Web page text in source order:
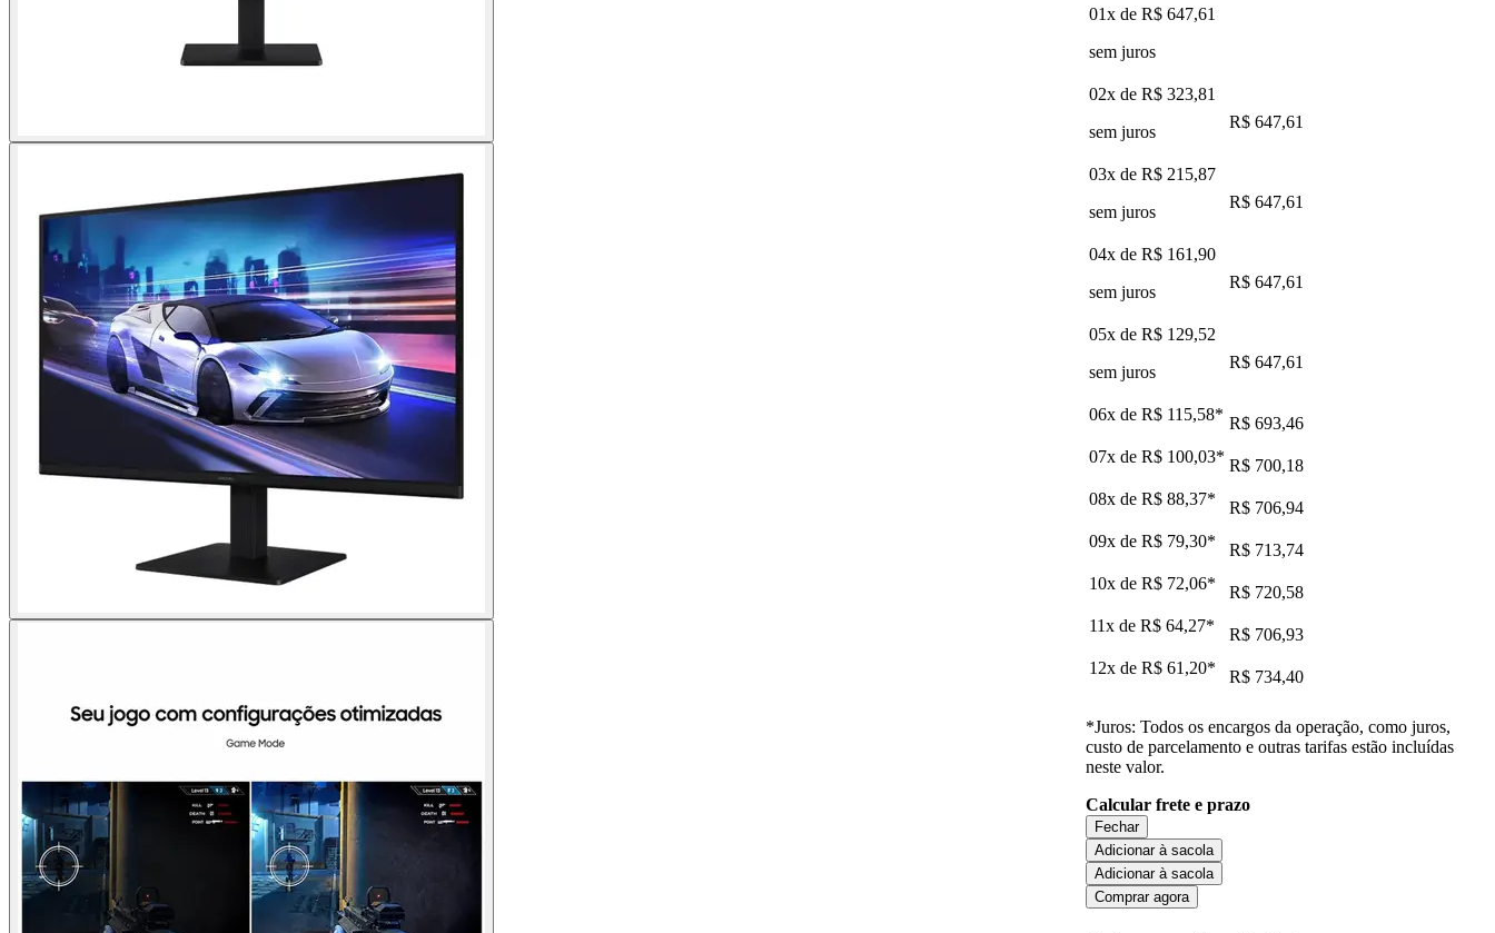
01x de R$ 647,61
sem juros
02x de R$ 323,81
sem juros
R$ 647,61
03x de R$ 215,87
sem juros
R$ 647,61
04x de R$ 161,90
sem juros
R$ 647,61
05x de R$ 129,52
sem juros
R$ 647,61
06x de R$ 115,58* R$ 693,46
07x de R$ 100,03* R$ 700,18
08x de R$ 88,37*
R$ 706,94
09x de R$ 79,30*
R$ 713,74
10x de R$ 72,06*
R$ 720,58
11x de R$ 64,27*
R$ 706,93
12x de R$ 61,20* R$ 734,40
*Juros: Todos os encargos da operação, como juros,
custo de parcelamento e outras tarifas estão incluídas
neste valor.
Calcular frete e prazo
Fechar
Adicionar à sacola
Adicionar à sacola
Comprar agora